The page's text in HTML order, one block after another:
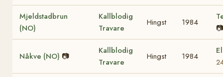
Mjeldstadbrun
(NO)
Kallblodig
Travare
Hingst 1984
📷
Nåkve (NO) 📷
Kallblodig
Travare
Hingst 1984